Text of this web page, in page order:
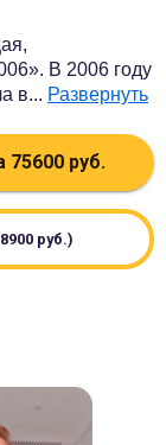
В 2006 году
в... Развернуть
75600руб.
руб.)